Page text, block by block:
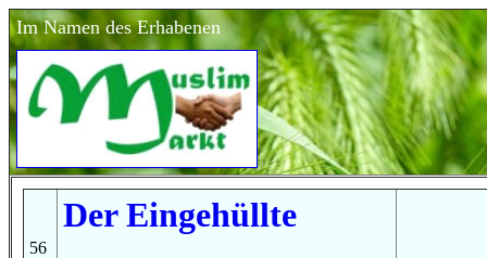
Im Namen des Erhabenen
56
DerEingehüllte